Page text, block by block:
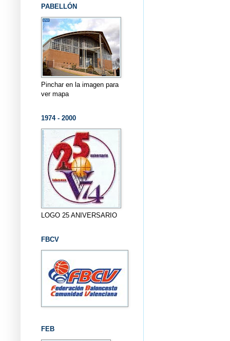
PABELLÓN
Pinchar en la imagen para
ver mapa
1974 - 2000
LOGO 25 ANIVERSARIO
FBCV
FEB